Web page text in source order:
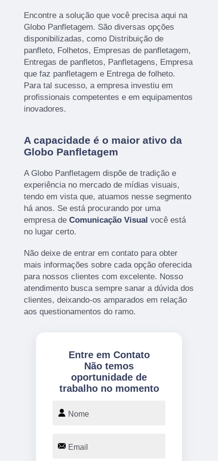
Encontre a solução que você precisa aqui na
Globo Panfletagem. São diversas opções
disponibilizadas, como Distribuição de
panfleto, Folhetos, Empresas de panfletagem,
Entregas de panfletos, Panfletagens, Empresa
que faz panfletagem e Entrega de folheto.
Para tal sucesso, a empresa investiu em
profissionais competentes e em equipamentos
inovadores.
A capacidade é o maior ativo da
Globo Panfletagem
A Globo Panfletagem dispõe de tradição e
experiência no mercado de mídias visuais,
tendo em vista que, atuamos nesse segmento
há anos. Se está procurando por uma
empresa deComunicação Visual você está
no lugar certo.
Não deixe de entrar em contato para obter
mais informações sobre cada opção oferecida
para nossos clientes com excelente. Nosso
atendimento busca sempre sanar a dúvida dos
clientes, deixando-os amparados em relação
aos questionamentos do ramo.
Entre em Contato
Não temos
oportunidade de
trabalho no momento